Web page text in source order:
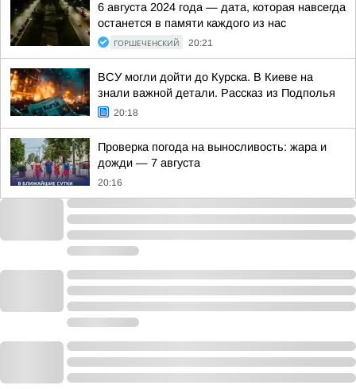
6 августа 2024 года — дата, которая навсегда
останется в памяти каждого из нас
ГОРШЕЧЕНСКИЙ 20:21
ВСУ могли дойти до Курска. В Киеве на
знали важной детали. Рассказ из Подполья
20:18
Проверка погода на выносливость: жара и
дожди — 7 августа
20:16